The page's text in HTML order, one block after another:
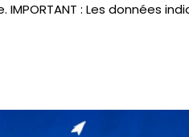
: Les données